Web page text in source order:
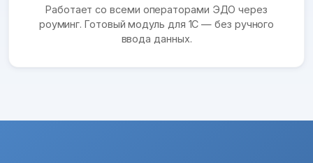
Работает со всеми операторами ЭДО через
роуминг. Готовый модуль для 1С — без ручного
ввода данных.